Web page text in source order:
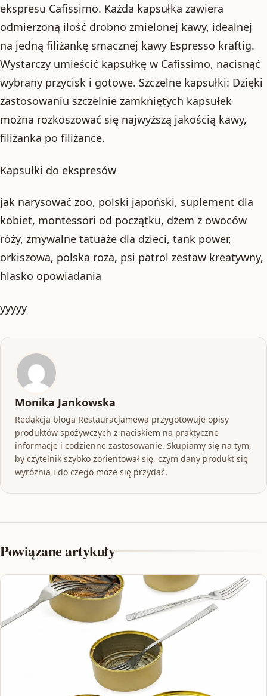
ekspresu Cafissimo. Każda kapsułka zawiera
odmierzoną ilość drobno zmielonej kawy, idealnej
na jedną filiżankę smacznej kawy Espresso kräftig.
Wystarczy umieścić kapsułkę w Cafissimo, nacisnąć
wybrany przycisk i gotowe. Szczelne kapsułki: Dzięki
zastosowaniu szczelnie zamkniętych kapsułek
można rozkoszować się najwyższą jakością kawy,
filiżanka po filiżance.
Kapsułki do ekspresów
jak narysować zoo, polski japoński, suplement dla
kobiet, montessori od początku, dżem z owoców
róży, zmywalne tatuaże dla dzieci, tank power,
orkiszowa, polska roza, psi patrol zestaw kreatywny,
hlasko opowiadania
yyyyy
Monika Jankowska
Redakcja bloga Restauracjamewa przygotowuje opisy
produktów spożywczych z naciskiem na praktyczne
informacje i codzienne zastosowanie. Skupiamy się na tym,
by czytelnik szybko zorientował się, czym dany produkt się
wyróżnia i do czego może się przydać.
Powiązane artykuły